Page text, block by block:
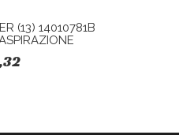
(13) 14010781B